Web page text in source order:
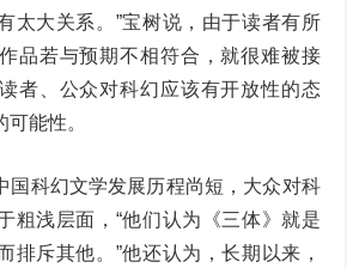
太大关系。”宝树说，由于读者有所
品若与预期不相符合，就很难被接
者、公众对科幻应该有开放性的态
能性。
国科幻文学发展历程尚短，大众对科
粗浅层面，“他们认为《三体》就是
排斥其他。”他还认为，长期以来，